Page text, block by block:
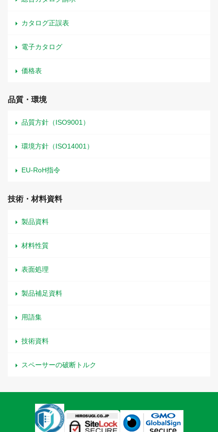
カタログ正誤表
電子カタログ
価格表
品質・環境
品質方針（ISO9001）
環境方針（ISO14001）
EU-RoH指令
技術・材料資料
製品資料
材料性質
表面処理
製品補足資料
用語集
技術資料
スペーサーの破断トルク